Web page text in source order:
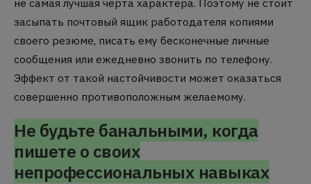
засыпать почтовый ящик работодателя копиями
своего резюме, писать ему бесконечные личные
сообщения или ежедневно звонить по телефону.
Эффект от такой настойчивости может оказаться
совершенно противоположным желаемому.
Не будьте банальными, когда
пишете о своих
непрофессиональных навыках